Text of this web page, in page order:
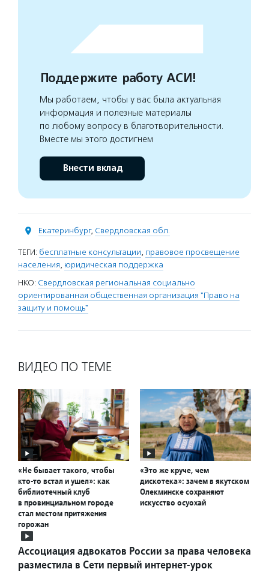
Поддержите работу АСИ!
Мы работаем, чтобы у вас была актуальная
информация и полезные материалы
по любому вопросу в благотворительности.
Вместе мы этого достигнем
Внести вклад
Екатеринбург, Свердловская обл.
ТЕГИ: бесплатные консультации, правовое просвещение
населения, юридическая поддержка
НКО: Свердловская региональная социально
ориентированная общественная организация "Право на
защиту и помощь"
ВИДЕО ПО ТЕМЕ
«Не бывает такого, чтобы
кто-то встал и ушел»: как
библиотечный клуб
в провинциальном городе
стал местом притяжения
горожан
«Это же круче, чем
дискотека»: зачем в якутском
Олекминске сохраняют
искусство осуохай
Ассоциация адвокатов России за права человека
разместила в Сети первый интернет-урок